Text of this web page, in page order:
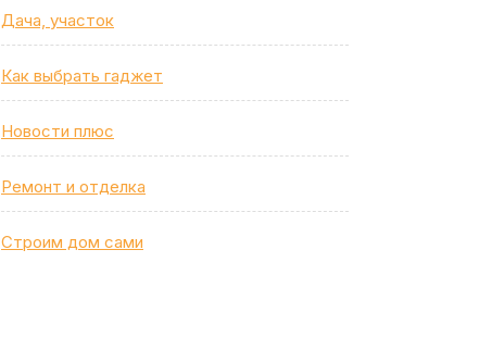
Дача, участок
Как выбрать гаджет
Новости плюс
Ремонт и отделка
Строим дом сами